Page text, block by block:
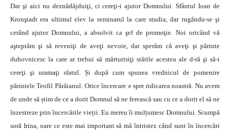
Dar şi aici nu deznădăjduiţi, ci cereţi-i ajutor Domnului. Sfântul Ioan de
Kronştadt era ultimul elev la seminarul la care studia, dar rugându-se şi
cerând ajutor Domnului, a absolvit ca şef de promoţie. Noi oricând vă
aşteptăm şi să reveniţi de aveţi nevoie, dar sperăm că aveţi şi părinte
duhovnicesc la care ar trebui să mărturisiţi stările acestea ale d-ră şi să-i
cereţi şi uramaţi sfatul. Și după cum spunea vrednicul de pomenire
părintele Teofil Pârâianul: Orice încercare e spre ridicarea noastră. Nu avem
de unde să știm de ce a dorit Domnul să ne ferească sau cu ce a dorit el să ne
înzestreze prin încercările vieții. Eu mereu îi mulțumesc Domnului. Scumpă
soră Irina, oare ce este mai important să mă întristez când sunt în încercări